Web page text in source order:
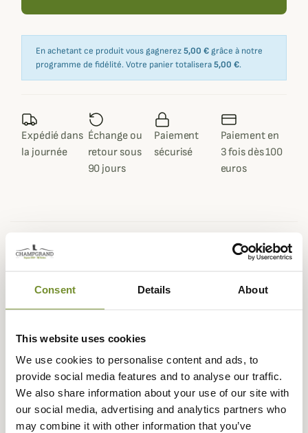
Consent Details About
This website uses cookies
We use cookies to personalise content and ads, to
provide social media features and to analyse our traffic.
We also share information about your use of our site with
our social media, advertising and analytics partners who
may combine it with other information that you’ve
En achetant ce produit vous gagnerez5,00 € grâce à notre
programme de fidélité. Votre panier totalisera5,00 €.
Expédié dans
la journée
Échange ou
retour sous
90 jours
Paiement
sécurisé
Paiement en
3 fois dès 100
euros
Description
Somlys vous présente le dernier fuseau de traque 589C
le cordura et le Kevlar lui offrent une durabilité optimale.
principalement.
Ce fuseau de traque 589C est doté d'empiècements
100% cordura nylon 6.6 Tripad RIPSTOP Tripad
membrané + Kelvar au niveau des genoux, la zone la plus